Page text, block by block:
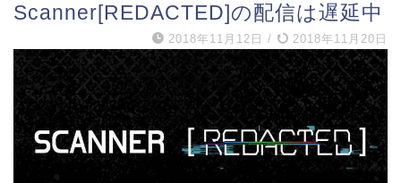
Scanner[REDACTED]の配信は遅延中
2018年11月12日 / 2018年11月20日